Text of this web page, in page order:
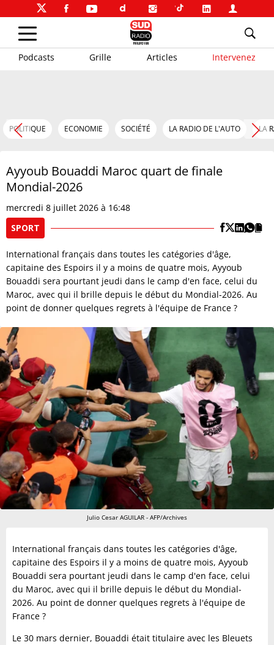
Podcasts Grille Articles Intervenez
POLITIQUE ECONOMIE SOCIÉTÉ LA RADIO DE L'AUTO LA
Ayyoub Bouaddi Maroc quart de finale
Mondial-2026
mercredi 8 juillet 2026 à 16:48
SPORT
International français dans toutes les catégories d'âge,
capitaine des Espoirs il y a moins de quatre mois, Ayyoub
Bouaddi sera pourtant jeudi dans le camp d'en face, celui du
Maroc, avec qui il brille depuis le début du Mondial-2026. Au
point de donner quelques regrets à l'équipe de France ?
Julio Cesar AGUILAR - AFP/Archives
International français dans toutes les catégories d'âge,
capitaine des Espoirs il y a moins de quatre mois, Ayyoub
Bouaddi sera pourtant jeudi dans le camp d'en face, celui
du Maroc, avec qui il brille depuis le début du Mondial-
2026. Au point de donner quelques regrets à l'équipe de
France ?
Le 30 mars dernier, Bouaddi était titulaire avec les Bleuets